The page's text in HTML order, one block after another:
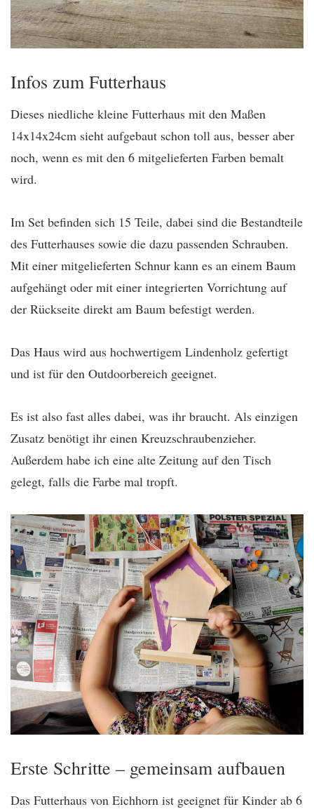
Infos zum Futterhaus
Dieses niedliche kleine Futterhaus mit den Maßen
14x14x24cm sieht aufgebaut schon toll aus, besser aber
noch, wenn es mit den 6 mitgelieferten Farben bemalt
wird.
Im Set befinden sich 15 Teile, dabei sind die Bestandteile
des Futterhauses sowie die dazu passenden Schrauben.
Mit einer mitgelieferten Schnur kann es an einem Baum
aufgehängt oder mit einer integrierten Vorrichtung auf
der Rückseite direkt am Baum befestigt werden.
Das Haus wird aus hochwertigem Lindenholz gefertigt
und ist für den Outdoorbereich geeignet.
Es ist also fast alles dabei, was ihr braucht. Als einzigen
Zusatz benötigt ihr einen Kreuzschraubenzieher.
Außerdem habe ich eine alte Zeitung auf den Tisch
gelegt, falls die Farbe mal tropft.
Erste Schritte – gemeinsam aufbauen
Das Futterhaus von Eichhorn ist geeignet für Kinder ab 6